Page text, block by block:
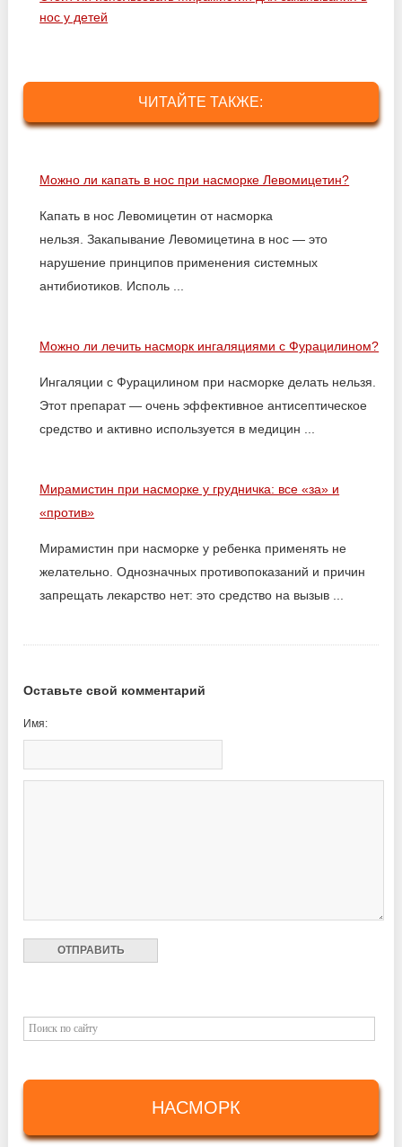
нос у детей
ЧИТАЙТЕ ТАКЖЕ:
Можно ли капать в нос при насморке Левомицетин?
Капать в нос Левомицетин от насморка
нельзя. Закапывание Левомицетина в нос — это
нарушение принципов применения системных
антибиотиков. Исполь ...
Можно ли лечить насморк ингаляциями с Фурацилином?
Ингаляции с Фурацилином при насморке делать нельзя.
Этот препарат — очень эффективное антисептическое
средство и активно используется в медицин ...
Мирамистин при насморке у грудничка: все «за» и
«против»
Мирамистин при насморке у ребенка применять не
желательно. Однозначных противопоказаний и причин
запрещать лекарство нет: это средство на вызыв ...
Оставьте свой комментарий
Имя:
НАСМОРК